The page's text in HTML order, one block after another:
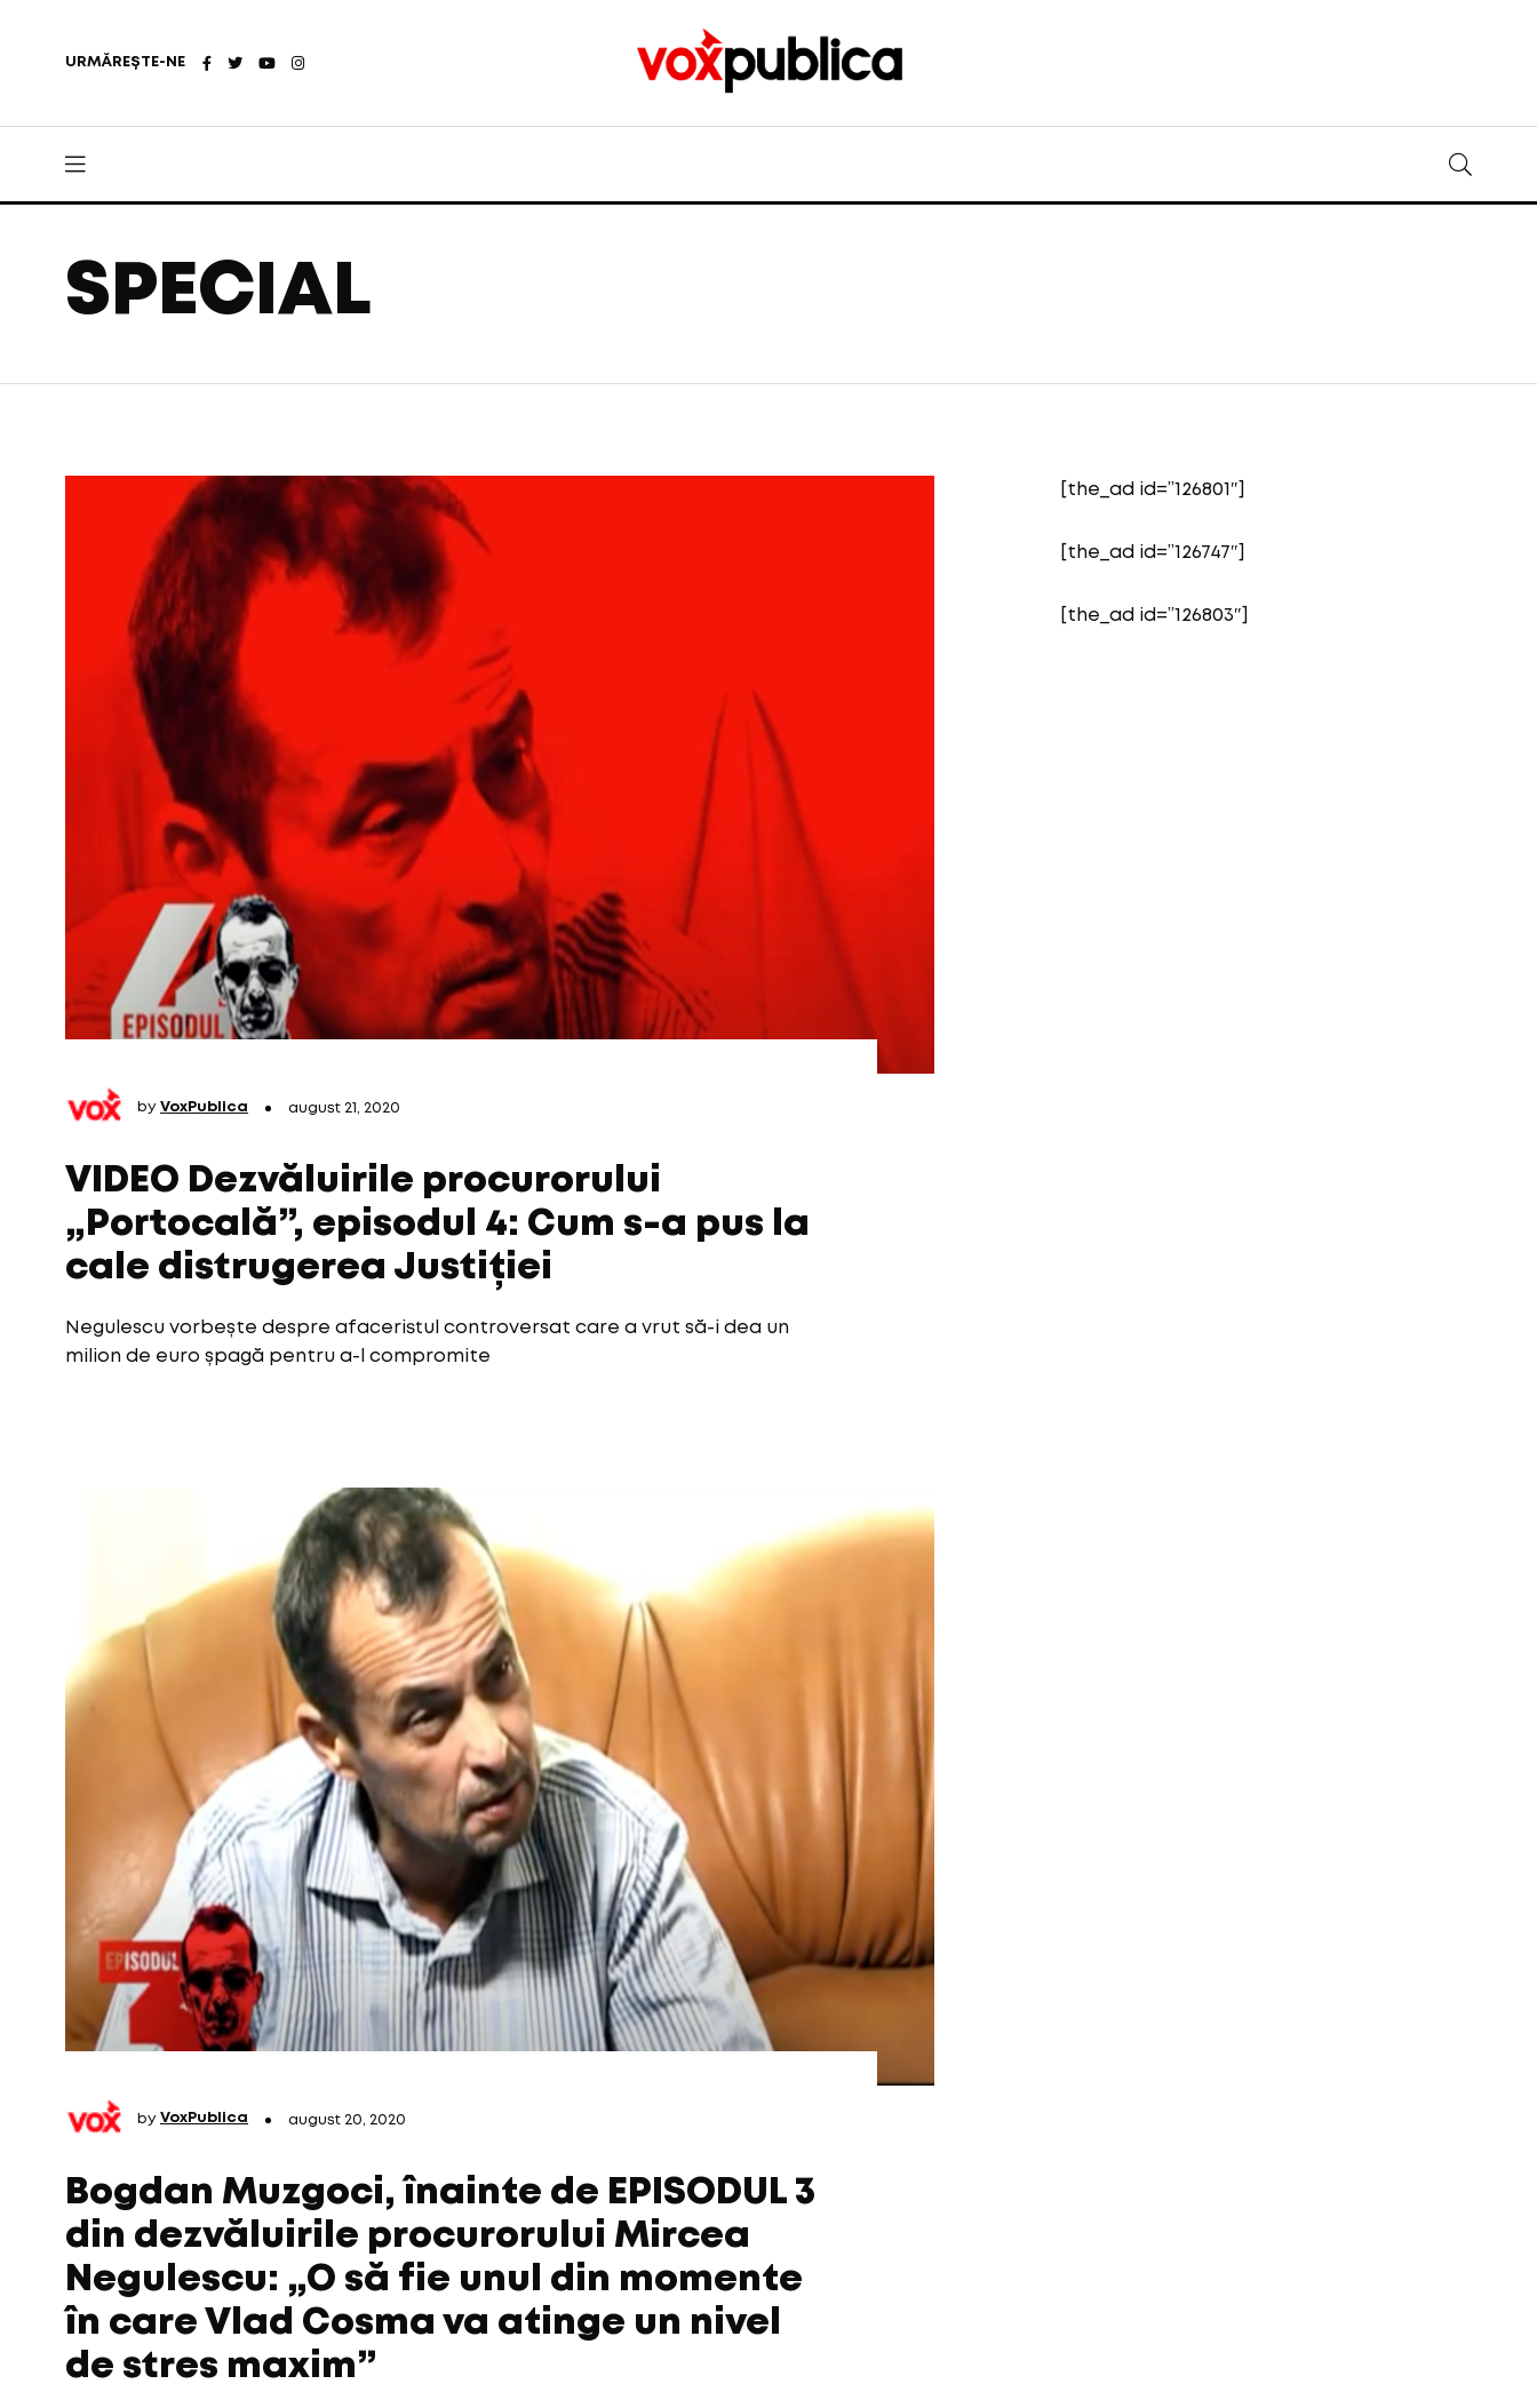
URMĂREȘTE-NE
SPECIAL
by VoxPublica august 21, 2020
VIDEO Dezvăluirile procurorului
„Portocală”, episodul 4: Cum s-a pus la
cale distrugerea Justiției
Negulescu vorbește despre afaceristul controversat care a vrut să-i dea un
milion de euro șpagă pentru a-l compromite
by VoxPublica august 20, 2020
Bogdan Muzgoci, înainte de EPISODUL 3
din dezvăluirile procurorului Mircea
Negulescu: „O să fie unul din momente
în care Vlad Cosma va atinge un nivel
de stres maxim”
[the_ad id=”126801″]
[the_ad id=”126747″]
[the_ad id=”126803″]